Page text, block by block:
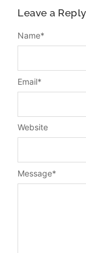
Leave a Reply
Message*
Name*
Email*
Website